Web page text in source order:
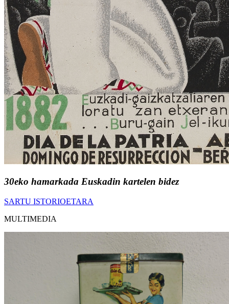
30eko hamarkada Euskadin kartelen bidez
SARTU ISTORIOETARA
MULTIMEDIA